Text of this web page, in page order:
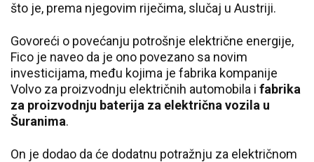
što je, prema njegovim riječima, slučaj u Austriji.
Govoreći o povećanju potrošnje električne energije,
Fico je naveo da je ono povezano sa novim
investicijama, među kojima je fabrika kompanije
Volvo za proizvodnju električnih automobila i fabrika
za proizvodnju baterija za električna vozila u
Šuranima.
On je dodao da će dodatnu potražnju za električnom